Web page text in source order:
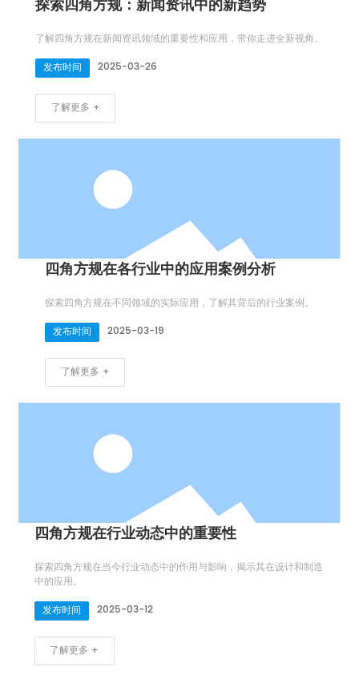
探索四角方规：新闻资讯中的新趋势
了解四角方规在新闻资讯领域的重要性和应用，带你走进全新视角。
发布时间
2025-03-26
了解更多 +
四角方规在各行业中的应用案例分析
探索四角方规在不同领域的实际应用，了解其背后的行业案例。
发布时间
2025-03-19
了解更多 +
四角方规在行业动态中的重要性
探索四角方规在当今行业动态中的作用与影响，揭示其在设计和制造
中的应用。
发布时间
2025-03-12
了解更多 +